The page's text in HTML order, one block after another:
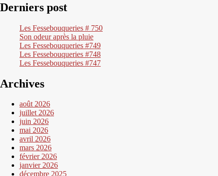
Derniers post
Les Fessebouqueries # 750
Son odeur après la pluie
Les Fessebouqueries #749
Les Fessebouqueries #748
Les Fessebouqueries #747
Archives
août 2026
juillet 2026
juin 2026
mai 2026
avril 2026
mars 2026
février 2026
janvier 2026
décembre 2025